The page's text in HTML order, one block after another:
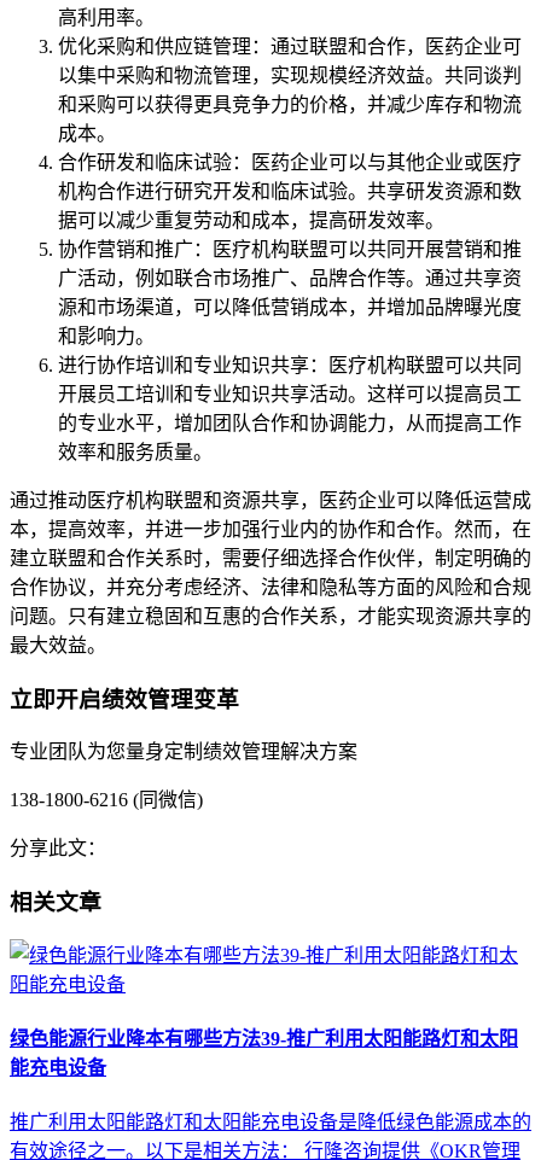
高利用率。
优化采购和供应链管理：通过联盟和合作，医药企业可
以集中采购和物流管理，实现规模经济效益。共同谈判
和采购可以获得更具竞争力的价格，并减少库存和物流
成本。
合作研发和临床试验：医药企业可以与其他企业或医疗
机构合作进行研究开发和临床试验。共享研发资源和数
据可以减少重复劳动和成本，提高研发效率。
协作营销和推广：医疗机构联盟可以共同开展营销和推
广活动，例如联合市场推广、品牌合作等。通过共享资
源和市场渠道，可以降低营销成本，并增加品牌曝光度
和影响力。
进行协作培训和专业知识共享：医疗机构联盟可以共同
开展员工培训和专业知识共享活动。这样可以提高员工
的专业水平，增加团队合作和协调能力，从而提高工作
效率和服务质量。
通过推动医疗机构联盟和资源共享，医药企业可以降低运营成
本，提高效率，并进一步加强行业内的协作和合作。然而，在
建立联盟和合作关系时，需要仔细选择合作伙伴，制定明确的
合作协议，并充分考虑经济、法律和隐私等方面的风险和合规
问题。只有建立稳固和互惠的合作关系，才能实现资源共享的
最大效益。
立即开启绩效管理变革
专业团队为您量身定制绩效管理解决方案
138-1800-6216 (同微信)
分享此文：
相关文章
绿色能源行业降本有哪些方法39-推广利用太阳能路灯和太阳
能充电设备
推广利用太阳能路灯和太阳能充电设备是降低绿色能源成本的
有效途径之一。以下是相关方法： 行隆咨询提供《OKR管理